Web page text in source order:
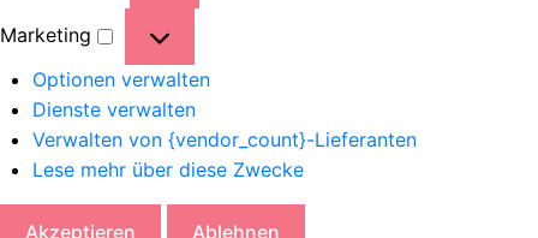
Marketing
Optionen verwalten
Dienste verwalten
Verwalten von {vendor_count}-Lieferanten
Lese mehr über diese Zwecke
Akzeptieren Ablehnen